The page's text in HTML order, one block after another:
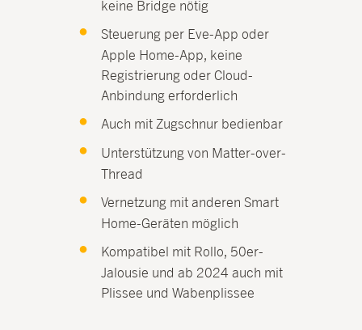
keine Bridge nötig
Steuerung per Eve-App oder
Apple Home-App, keine
Registrierung oder Cloud-
Anbindung erforderlich
Auch mit Zugschnur bedienbar
Unterstützung von Matter-over-
Thread
Vernetzung mit anderen Smart
Home-Geräten möglich
Kompatibel mit Rollo, 50er-
Jalousie und ab 2024 auch mit
Plissee und Wabenplissee